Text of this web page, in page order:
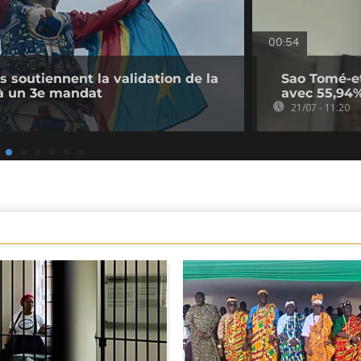
soutiennent la validation de la
un 3e mandat
00:54
Sao Tomé-
avec
21/07 - 11:20